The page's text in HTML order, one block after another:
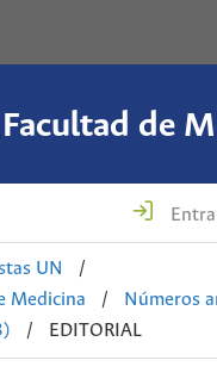
de
UN
/
Medicina
/
Números
/ EDITORIAL